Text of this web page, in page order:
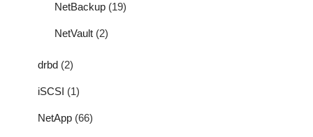
NetBackup (19)
NetVault (2)
drbd (2)
iSCSI (1)
NetApp (66)